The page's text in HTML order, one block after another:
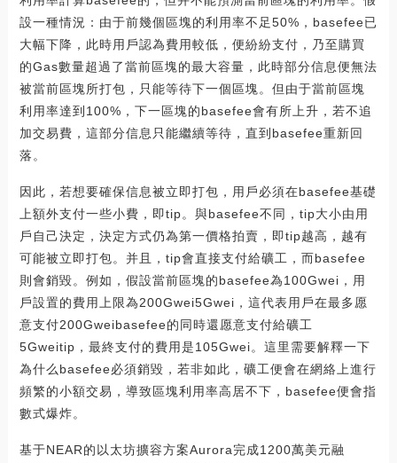
設一種情況：由于前幾個區塊的利用率不足50%，basefee已
大幅下降，此時用戶認為費用較低，便紛紛支付，乃至購買
的Gas數量超過了當前區塊的最大容量，此時部分信息便無法
被當前區塊所打包，只能等待下一個區塊。但由于當前區塊
利用率達到100%，下一區塊的basefee會有所上升，若不追
加交易費，這部分信息只能繼續等待，直到basefee重新回
落。
因此，若想要確保信息被立即打包，用戶必須在basefee基礎
上額外支付一些小費，即tip。與basefee不同，tip大小由用
戶自己決定，決定方式仍為第一價格拍賣，即tip越高，越有
可能被立即打包。并且，tip會直接支付給礦工，而basefee
則會銷毀。例如，假設當前區塊的basefee為100Gwei，用
戶設置的費用上限為200Gwei5Gwei，這代表用戶在最多愿
意支付200Gweibasefee的同時還愿意支付給礦工
5Gweitip，最終支付的費用是105Gwei。這里需要解釋一下
為什么basefee必須銷毀，若非如此，礦工便會在網絡上進行
頻繁的小額交易，導致區塊利用率高居不下，basefee便會指
數式爆炸。
基于NEAR的以太坊擴容方案Aurora完成1200萬美元融